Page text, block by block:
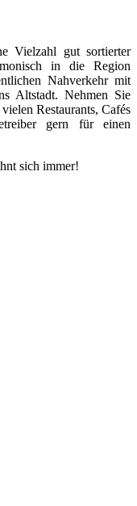
Vielzahl gut sortierter
in die Region
Nahverkehr mit
Altstadt. Nehmen Sie
Restaurants, Cafés
gern für einen
sich immer!